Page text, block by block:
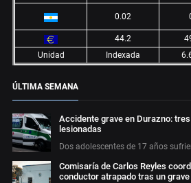
0.02
44.2
Unidad
Indexada
ÚLTIMA SEMANA
Accidente grave en Durazno:
lesionadas
Dos adolescentes de 17 años
Comisaría de Carlos Reyles
conductor atrapado tras un